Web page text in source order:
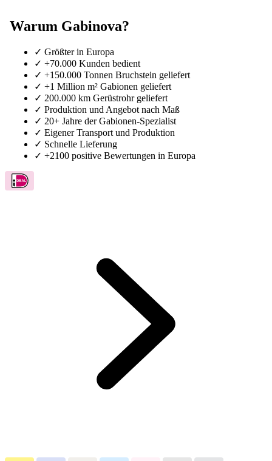
✓ +70.000 Kunden bedient
✓ +150.000 Tonnen Bruchstein geliefert
✓ +1 Million m² Gabionen geliefert
✓ 200.000 km Gerüstrohr geliefert
✓ Produktion und Angebot nach Maß
✓ 20+ Jahre der Gabionen-Spezialist
✓ Eigener Transport und Produktion
✓ Schnelle Lieferung
✓ +2100 positive Bewertungen in Europa